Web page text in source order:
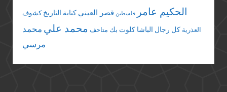
الحكيم عامر
فلسطين قصر العيني كتابة التاريخ كشوف
العذرية كل رجال الباشا كلوت بك متاحف محمد علي محمد
مرسي